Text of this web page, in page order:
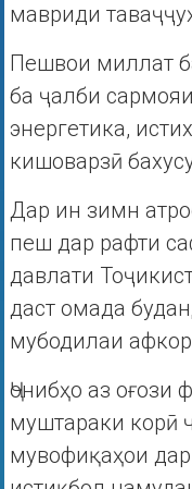
мавриди
Пешвои миллат
ба ҷалби
энергетика,
кишоварзӣ
Дар ин зимн
пеш дар рафти
давлати
даст омада
мубодилаи афкор
Ҷонибҳо аз
муштараки корӣ
мувофиқаҳои